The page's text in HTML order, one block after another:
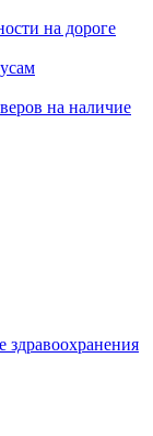
на дороге
на наличие